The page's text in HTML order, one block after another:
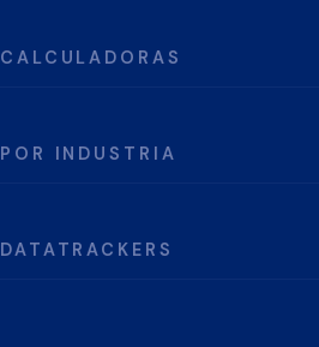
CALCULADORAS
POR INDUSTRIA
DATATRACKERS